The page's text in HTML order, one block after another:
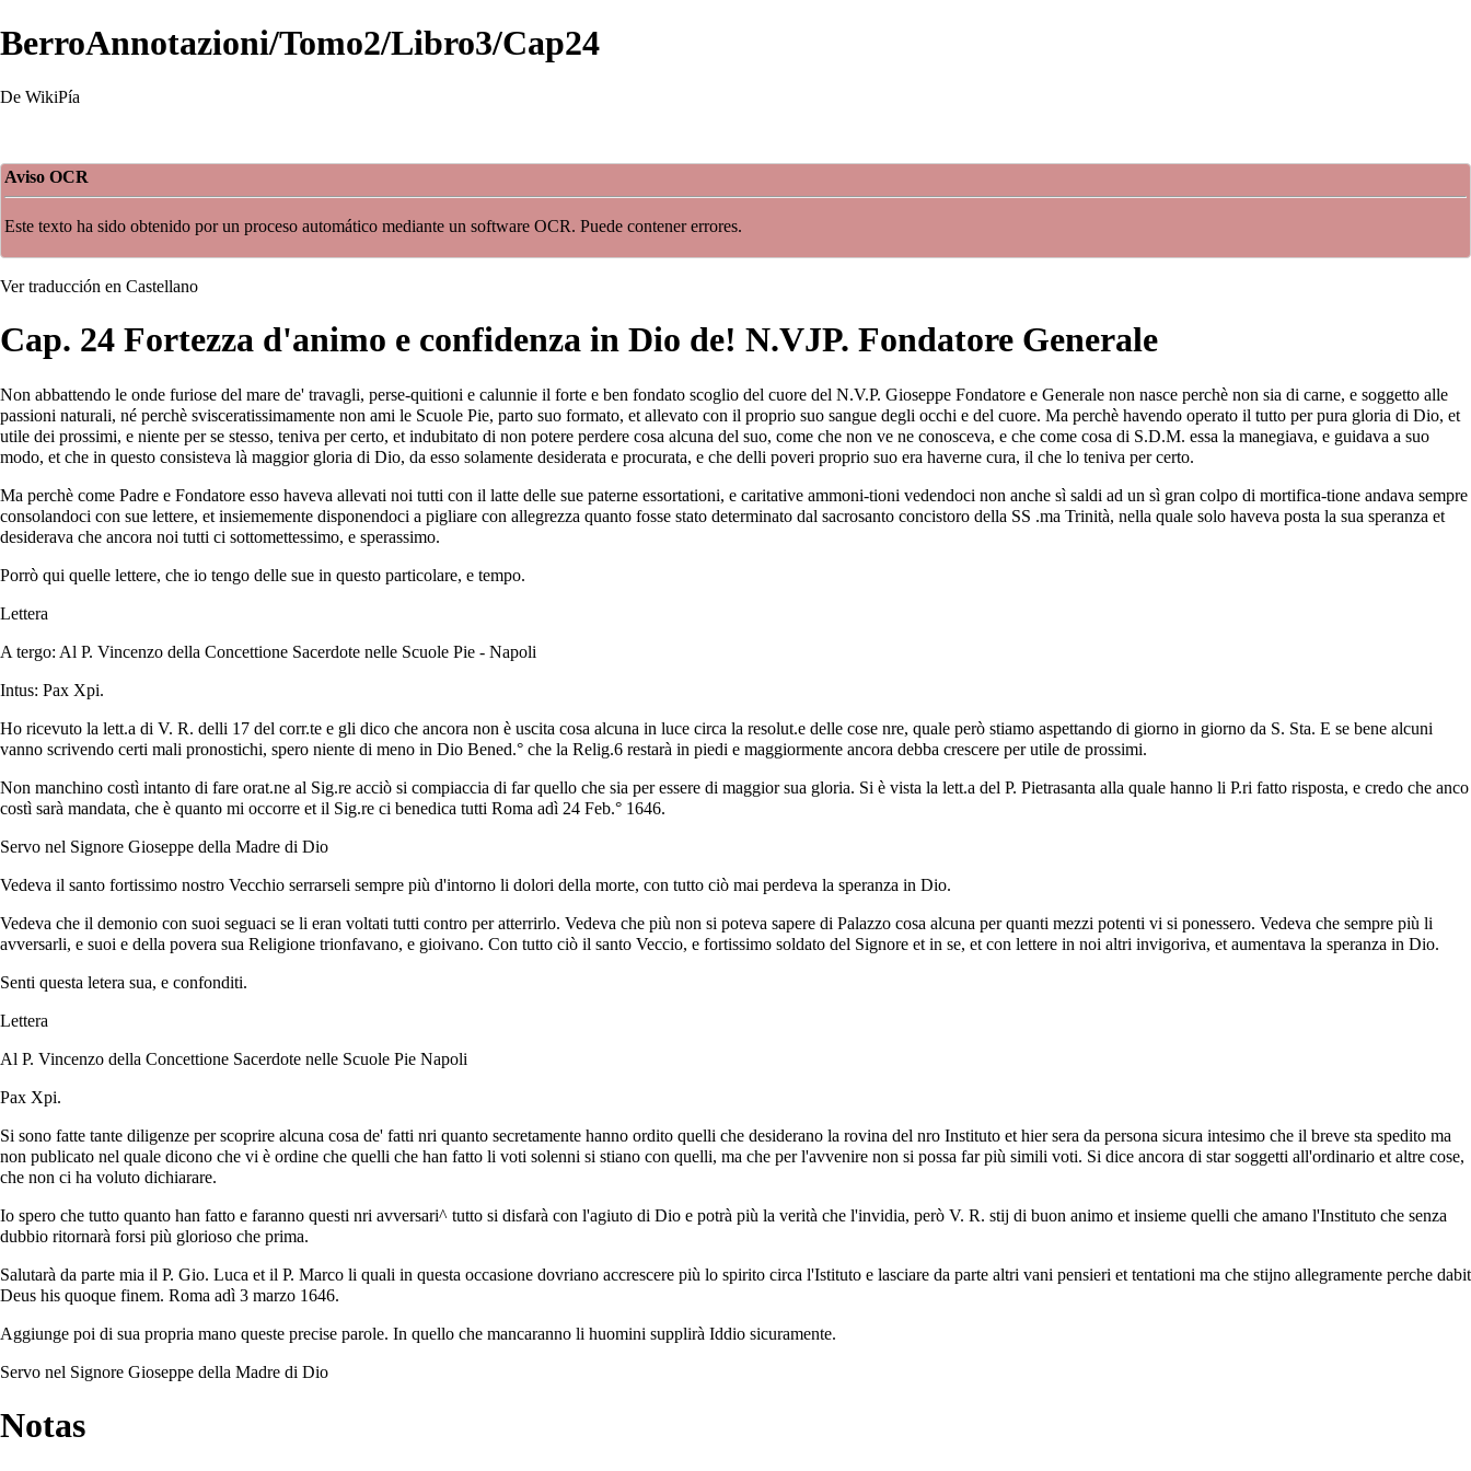
BerroAnnotazioni/Tomo2/Libro3/Cap24
De WikiPía
Aviso OCR
Este texto ha sido obtenido por un proceso automático mediante un software OCR. Puede contener errores.
Ver traducción en Castellano
Cap. 24 Fortezza d'animo e confidenza in Dio de! N.VJP. Fondatore Generale
Non abbattendo le onde furiose del mare de' travagli, perse-quitioni e calunnie il forte e ben fondato scoglio del cuore del N.V.P. Gioseppe Fondatore e Generale non nasce perchè non sia di carne, e soggetto alle
passioni naturali, né perchè svisceratissimamente non ami le Scuole Pie, parto suo formato, et allevato con il proprio suo sangue degli occhi e del cuore. Ma perchè havendo operato il tutto per pura gloria di Dio, et
utile dei prossimi, e niente per se stesso, teniva per certo, et indubitato di non potere perdere cosa alcuna del suo, come che non ve ne conosceva, e che come cosa di S.D.M. essa la manegiava, e guidava a suo
modo, et che in questo consisteva là maggior gloria di Dio, da esso solamente desiderata e procurata, e che delli poveri proprio suo era haverne cura, il che lo teniva per certo.
Ma perchè come Padre e Fondatore esso haveva allevati noi tutti con il latte delle sue paterne essortationi, e caritative ammoni-tioni vedendoci non anche sì saldi ad un sì gran colpo di mortifica-tione andava sempre
consolandoci con sue lettere, et insiememente disponendoci a pigliare con allegrezza quanto fosse stato determinato dal sacrosanto concistoro della SS .ma Trinità, nella quale solo haveva posta la sua speranza et
desiderava che ancora noi tutti ci sottomettessimo, e sperassimo.
Porrò qui quelle lettere, che io tengo delle sue in questo particolare, e tempo.
Lettera
A tergo: Al P. Vincenzo della Concettione Sacerdote nelle Scuole Pie - Napoli
Intus: Pax Xpi.
Ho ricevuto la lett.a di V. R. delli 17 del corr.te e gli dico che ancora non è uscita cosa alcuna in luce circa la resolut.e delle cose nre, quale però stiamo aspettando di giorno in giorno da S. Sta. E se bene alcuni
vanno scrivendo certi mali pronostichi, spero niente di meno in Dio Bened.° che la Relig.6 restarà in piedi e maggiormente ancora debba crescere per utile de prossimi.
Non manchino costì intanto di fare orat.ne al Sig.re acciò si compiaccia di far quello che sia per essere di maggior sua gloria. Si è vista la lett.a del P. Pietrasanta alla quale hanno li P.ri fatto risposta, e credo che anco
costì sarà mandata, che è quanto mi occorre et il Sig.re ci benedica tutti Roma adì 24 Feb.° 1646.
Servo nel Signore Gioseppe della Madre di Dio
Vedeva il santo fortissimo nostro Vecchio serrarseli sempre più d'intorno li dolori della morte, con tutto ciò mai perdeva la speranza in Dio.
Vedeva che il demonio con suoi seguaci se li eran voltati tutti contro per atterrirlo. Vedeva che più non si poteva sapere di Palazzo cosa alcuna per quanti mezzi potenti vi si ponessero. Vedeva che sempre più li
avversarli, e suoi e della povera sua Religione trionfavano, e gioivano. Con tutto ciò il santo Veccio, e fortissimo soldato del Signore et in se, et con lettere in noi altri invigoriva, et aumentava la speranza in Dio.
Senti questa letera sua, e confonditi.
Lettera
Al P. Vincenzo della Concettione Sacerdote nelle Scuole Pie Napoli
Pax Xpi.
Si sono fatte tante diligenze per scoprire alcuna cosa de' fatti nri quanto secretamente hanno ordito quelli che desiderano la rovina del nro Instituto et hier sera da persona sicura intesimo che il breve sta spedito ma
non publicato nel quale dicono che vi è ordine che quelli che han fatto li voti solenni si stiano con quelli, ma che per l'avvenire non si possa far più simili voti. Si dice ancora di star soggetti all'ordinario et altre cose,
che non ci ha voluto dichiarare.
Io spero che tutto quanto han fatto e faranno questi nri avversari^ tutto si disfarà con l'agiuto di Dio e potrà più la verità che l'invidia, però V. R. stij di buon animo et insieme quelli che amano l'Instituto che senza
dubbio ritornarà forsi più glorioso che prima.
Salutarà da parte mia il P. Gio. Luca et il P. Marco li quali in questa occasione dovriano accrescere più lo spirito circa l'Istituto e lasciare da parte altri vani pensieri et tentationi ma che stijno allegramente perche dabit
Deus his quoque finem. Roma adì 3 marzo 1646.
Aggiunge poi di sua propria mano queste precise parole. In quello che mancaranno li huomini supplirà Iddio sicuramente.
Servo nel Signore Gioseppe della Madre di Dio
Notas